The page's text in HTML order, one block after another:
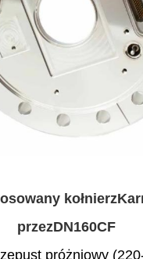
kołnierz
przezDN160CF
próżniowy